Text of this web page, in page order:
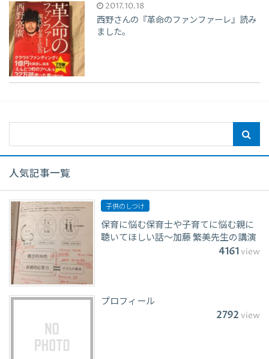
2017.10.18
西野さんの『革命のファンファーレ』読み
ました。
人気記事一覧
子供のしつけ
保育に悩む保育士や子育てに悩む親に
聴いてほしい話〜加藤 繁美先生の講演
4161view
プロフィール
2792 view